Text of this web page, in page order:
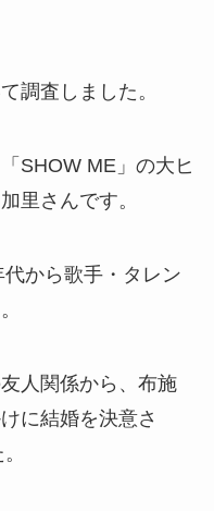
調査しました。
SHOW ME」の大ヒ
里さんです。
から歌手・タレン
人関係から、布施
に結婚を決意さ